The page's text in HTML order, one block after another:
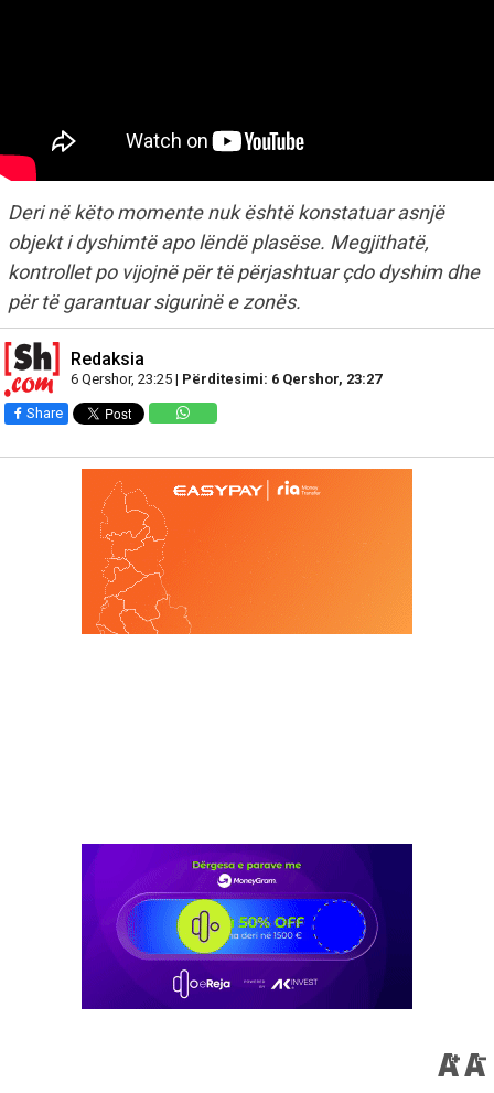
Deri në këto momente nuk është konstatuar asnjë
objekt i dyshimtë apo lëndë plasëse. Megjithatë,
kontrollet po vijojnë për të përjashtuar çdo dyshim dhe
për të garantuar sigurinë e zonës.
Redaksia
6 Qershor, 23:25 | Përditesimi: 6 Qershor, 23:27
Share